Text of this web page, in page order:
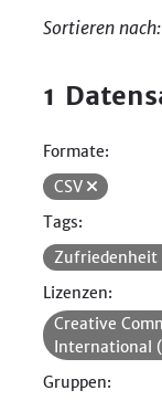
Sortieren nach
1
Formate:
CSV
Tags:
Zufriedenheit
Lizenzen:
Creative
International
Gruppen: